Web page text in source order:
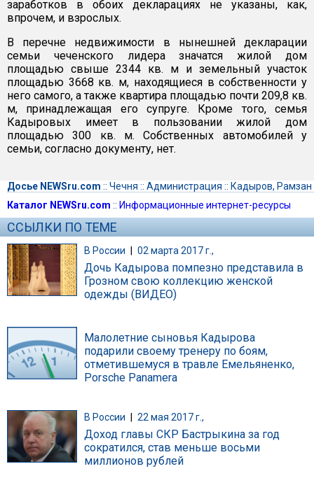
заработков в обоих декларациях не указаны, как,
впрочем, и взрослых.
В перечне недвижимости в нынешней декларации
семьи чеченского лидера значатся жилой дом
площадью свыше 2344 кв. м и земельный участок
площадью 3668 кв. м, находящиеся в собственности у
него самого, а также квартира площадью почти 209,8 кв.
м, принадлежащая его супруге. Кроме того, семья
Кадыровых имеет в пользовании жилой дом
площадью 300 кв. м. Собственных автомобилей у
семьи, согласно документу, нет.
Досье NEWSru.com :: Чечня :: Администрация :: Кадыров, Рамзан
Каталог NEWSru.com :: Информационные интернет-ресурсы
ССЫЛКИ ПО ТЕМЕ
В России | 02 марта 2017 г.,
Дочь Кадырова помпезно представила в
Грозном свою коллекцию женской
одежды (ВИДЕО)
Малолетние сыновья Кадырова
подарили своему тренеру по боям,
отметившемуся в травле Емельяненко,
Porsche Panamera
В России 22 мая 2017 г.,
Доход главы СКР Бастрыкина за год
сократился, став меньше восьми
миллионов рублей